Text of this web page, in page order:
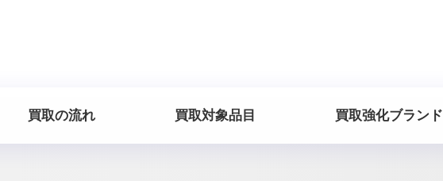
買取の流れ 買取対象品目 買取強化ブランド